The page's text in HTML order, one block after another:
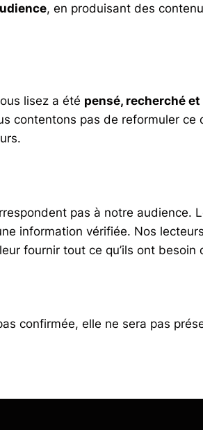
, en produisant des
lisez a été pensé, recherché
contentons pas de reformuler ce
pas à notre audience.
information vérifiée. Nos lecteurs
fournir tout ce qu’ils ont besoin
confirmée, elle ne sera pas